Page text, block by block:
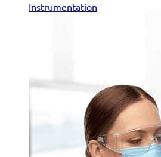
Instrumentation